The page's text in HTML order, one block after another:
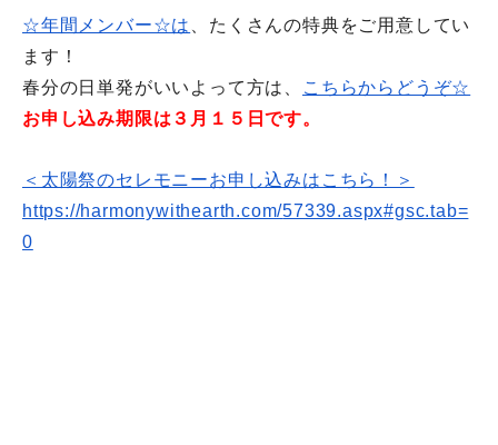
☆年間メンバー☆は
、たくさんの特典をご用意してい
ます！
春分の日単発がいいよって方は、
こちらからどうぞ☆
お申し込み期限は３月１５日です。
＜太陽祭のセレモニーお申し込みはこちら！＞
https://harmonywithearth.com/57339.aspx#gsc.tab=
0